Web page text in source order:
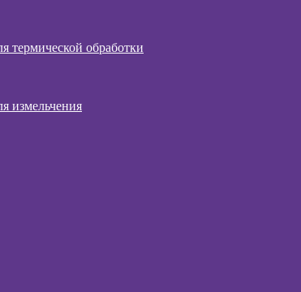
термической обработки
измельчения